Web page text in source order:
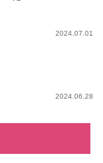
2024.07.01
2024.06.28